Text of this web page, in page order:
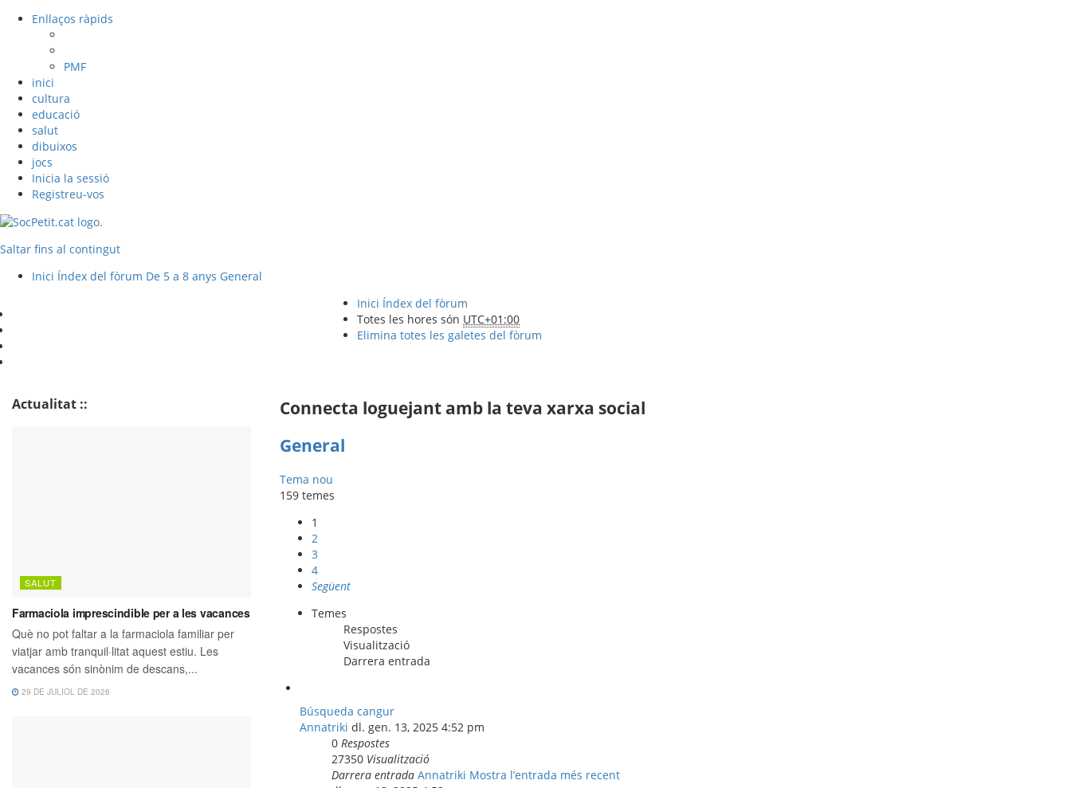
Enllaços ràpids
PMF
inici
cultura
educació
salut
dibuixos
jocs
Inicia la sessió
Registreu-vos
Saltar fins al contingut
Inici Índex del fòrum De 5 a 8 anys General
Connecta loguejant amb la teva xarxa social
General
Tema nou
159 temes
1
2
3
4
Següent
Temes
Respostes
Visualització
Darrera entrada
Búsqueda cangur
Annatriki dl. gen. 13, 2025 4:52 pm
0 Respostes
27350 Visualització
Darrera entrada Annatriki Mostra l’entrada més recent
Actualitat ::
Inici Índex del fòrum
Totes les hores són UTC+01:00
Elimina totes les galetes del fòrum